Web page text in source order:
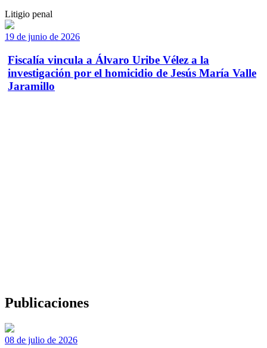
Litigio penal
19 de junio de 2026
Fiscalía vincula a Álvaro Uribe Vélez a la
investigación por el homicidio de Jesús María Valle
Jaramillo
Publicaciones
08 de julio de 2026